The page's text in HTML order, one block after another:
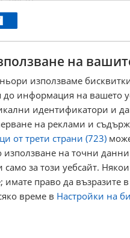
Харесвания: 1
на Южния полюс
Харесвания: 0
добавки са опасни
Харесвания: 2 Коментари: 0
- какво трябва да
на
използваме
до информация на вашето
идентификатори и
на реклами и
от трети страни (723)
на точни данни
за този уебсайт.
имате право да възразите в
време в Настройки на